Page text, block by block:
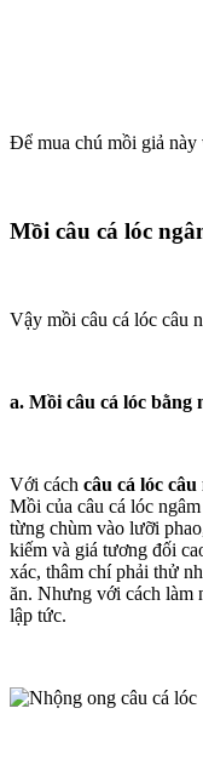
Để mua chú mồi giả
Mồi câu cá lóc
Vậy mồi câu cá lóc câu
a. Mồi câu cá lóc bằng
Với cách câu cá lóc câu
Mồi của câu cá lóc
từng chùm vào lưỡi
kiếm và giá tương đối
xác, thâm chí phải thử
ăn. Nhưng với cách làm
lập tức.